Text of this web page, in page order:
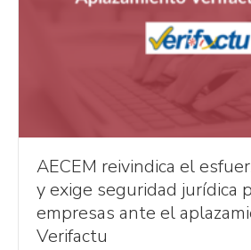
AECEM reivindica el
y exige seguridad jurídica
empresas ante el
Verifactu